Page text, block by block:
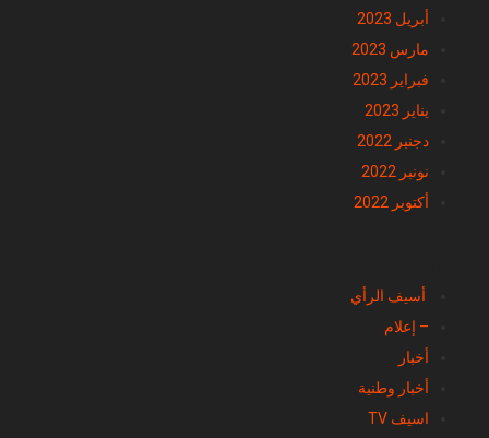
أبريل 2023
مارس 2023
فبراير 2023
يناير 2023
دجنبر 2022
نونبر 2022
أكتوبر 2022
أسيف الرأي
– إعلام
أخبار
أخبار وطنية
اسيف TV